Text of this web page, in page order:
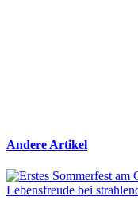
Andere Artikel